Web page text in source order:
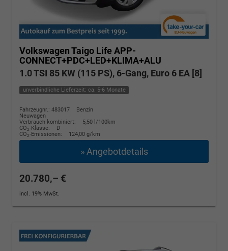
Volkswagen Taigo Life APP-
CONNECT+PDC+LED+KLIMA+ALU
1.0 TSI 85 KW (115 PS), 6-Gang, Euro 6 EA [8]
unverbindliche Lieferzeit: ca. 5-6 Monate
Fahrzeugnr.: 483017
Benzin
Neuwagen
Verbrauch kombiniert:
5,50 l/100km
CO2-Klasse:
D
CO2-Emissionen: 124,00 g/km
» Angebotdetails
20.780,– €
incl. 19% MwSt.